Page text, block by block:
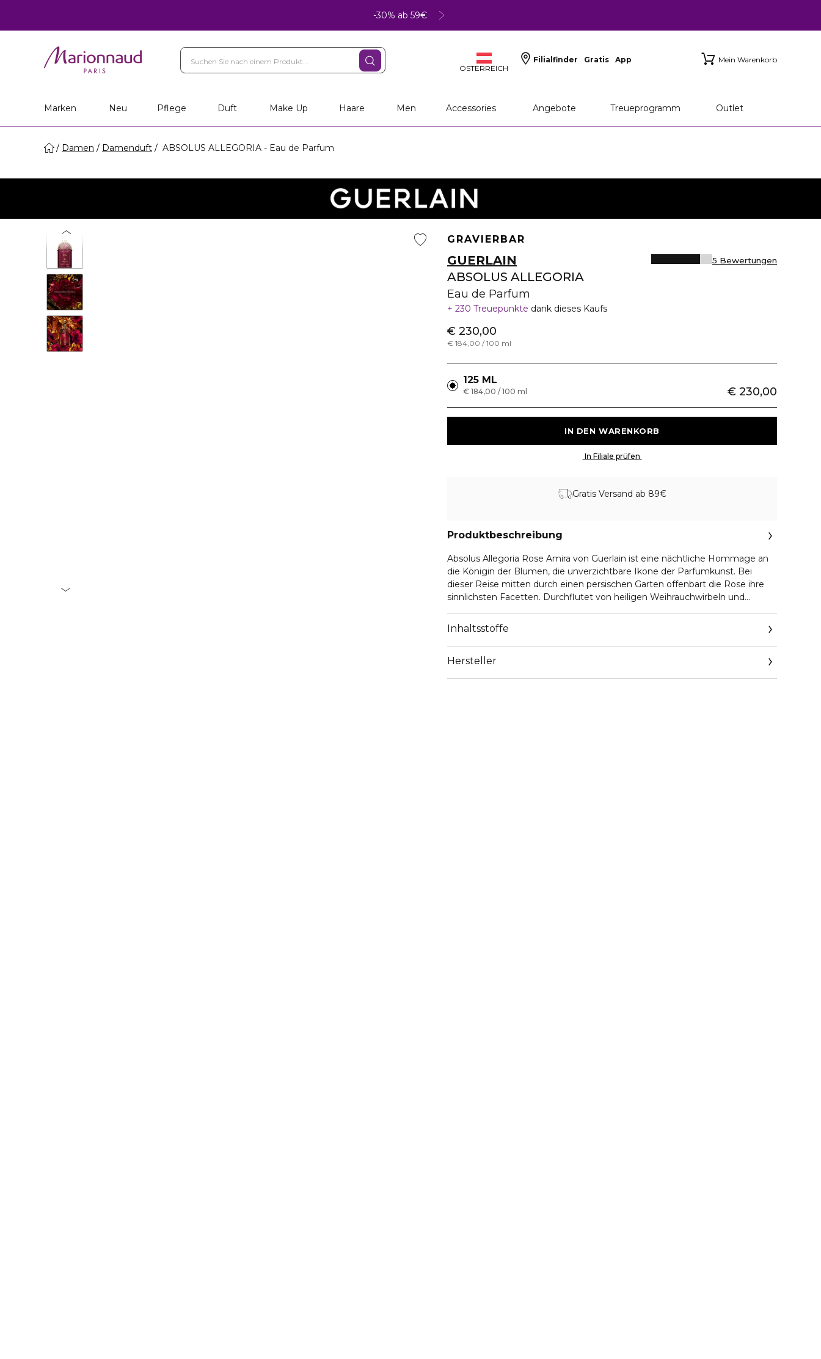
-30% ab 59€
ÖSTERREICH
Filialfinder Gratis App Mein Warenkorb
Marken Neu Pflege Duft Make Up Haare Men Accessories Angebote Treueprogramm Outlet
Damen Damenduft ABSOLUS ALLEGORIA - Eau de Parfum
GRAVIERBAR
GUERLAIN
ABSOLUS ALLEGORIA
Eau de Parfum
5 Bewertungen
230 Treuepunkte dank dieses Kaufs
€ 230,00
€ 184,00 / 100 ml
125 ML
€ 230,00
€ 184,00 / 100 ml
Gratis Versand ab 89€
Produktbeschreibung
Absolus Allegoria Rose Amira von Guerlain ist eine nächtliche Hommage an
die Königin der Blumen, die unverzichtbare Ikone der Parfumkunst. Bei
dieser Reise mitten durch einen persischen Garten offenbart die Rose ihre
sinnlichsten Facetten. Durchflutet von heiligen Weihrauchwirbeln und
Sanftheit in einem Lichtkranz aus Moschus.
Inhaltsstoffe
Hersteller